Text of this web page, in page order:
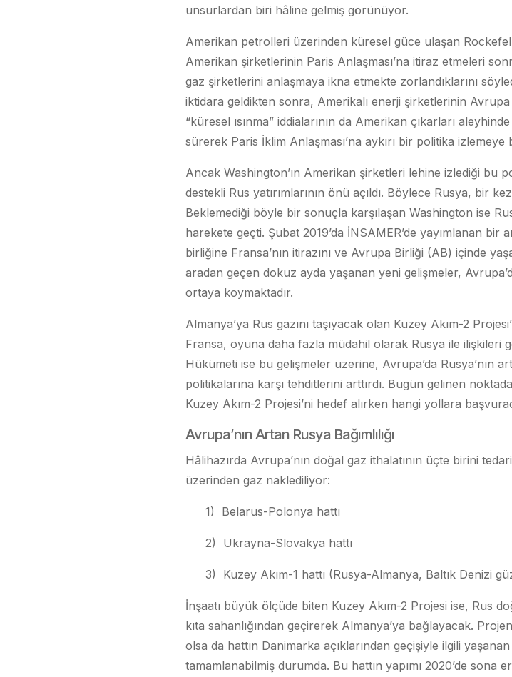
unsurlardan biri hâline gelmiş görünüyor.
Amerikan petrolleri üzerinden küresel güce ulaşan
Amerikan şirketlerinin Paris Anlaşması’na itiraz etmeleri
gaz şirketlerini anlaşmaya ikna etmekte zorlandıklarını
iktidara geldikten sonra, Amerikalı enerji şirketlerinin
“küresel ısınma” iddialarının da Amerikan çıkarları
sürerek Paris İklim Anlaşması’na aykırı bir politika izlemeye
Ancak Washington’ın Amerikan şirketleri lehine izlediği bu
destekli Rus yatırımlarının önü açıldı. Böylece Rusya, bir
Beklemediği böyle bir sonuçla karşılaşan Washington ise
harekete geçti. Şubat 2019’da İNSAMER’de yayımlanan bir
birliğine Fransa’nın itirazını ve Avrupa Birliği (AB) içinde
aradan geçen dokuz ayda yaşanan yeni gelişmeler,
ortaya koymaktadır.
Almanya’ya Rus gazını taşıyacak olan Kuzey Akım-2
Fransa, oyuna daha fazla müdahil olarak Rusya ile ilişkileri
Hükümeti ise bu gelişmeler üzerine, Avrupa’da Rusya’nın
politikalarına karşı tehditlerini arttırdı. Bugün gelinen
Kuzey Akım-2 Projesi’ni hedef alırken hangi yollara
Avrupa’nın Artan Rusya Bağımlılığı
Hâlihazırda Avrupa’nın doğal gaz ithalatının üçte birini
üzerinden gaz naklediliyor:
1) Belarus-Polonya hattı
2) Ukrayna-Slovakya hattı
3) Kuzey Akım-1 hattı (Rusya-Almanya, Baltık Denizi
İnşaatı büyük ölçüde biten Kuzey Akım-2 Projesi ise, Rus
kıta sahanlığından geçirerek Almanya’ya bağlayacak.
olsa da hattın Danimarka açıklarından geçişiyle ilgili
tamamlanabilmiş durumda. Bu hattın yapımı 2020’de sona